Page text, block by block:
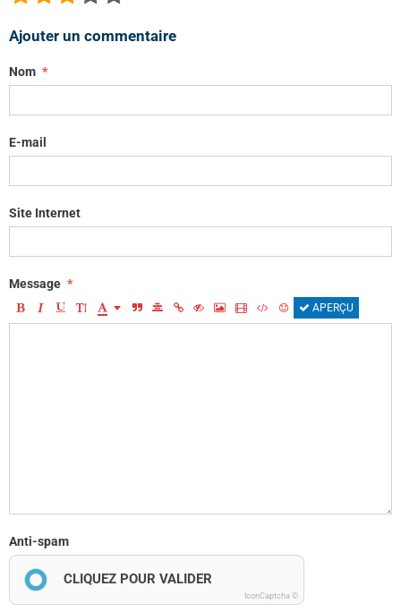
Ajouter un commentaire
Nom
E-mail
Site Internet
Message
APERÇU
Anti-spam
CLIQUEZ POUR VALIDER
IconCaptcha ©